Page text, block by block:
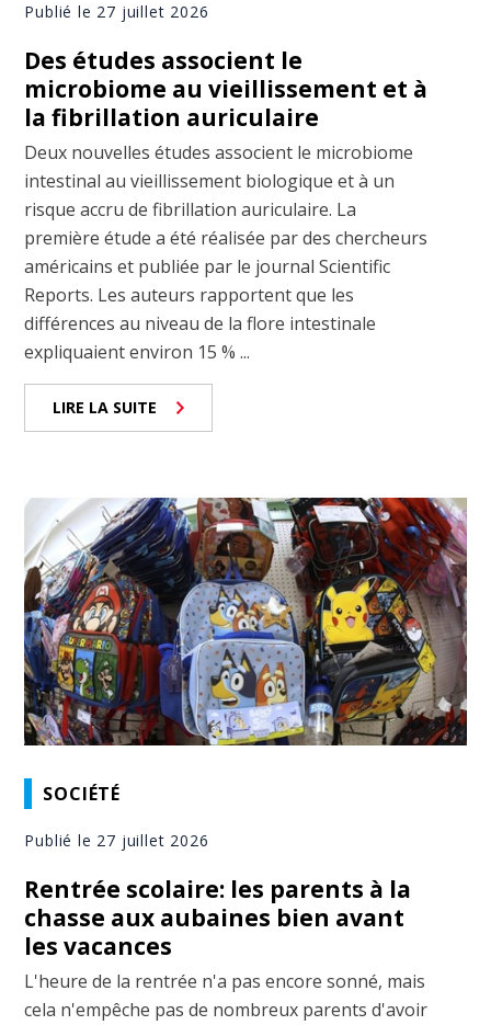
Publié le 27 juillet 2026
Des études associent le
microbiome au vieillissement et à
la fibrillation auriculaire
Deux nouvelles études associent le microbiome
intestinal au vieillissement biologique et à un
risque accru de fibrillation auriculaire. La
première étude a été réalisée par des chercheurs
américains et publiée par le journal Scientific
Reports. Les auteurs rapportent que les
différences au niveau de la flore intestinale
expliquaient environ 15 % ...
LIRE LA SUITE
SOCIÉTÉ
Publié le 27 juillet 2026
Rentrée scolaire: les parents à la
chasse aux aubaines bien avant
les vacances
L'heure de la rentrée n'a pas encore sonné, mais
cela n'empêche pas de nombreux parents d'avoir